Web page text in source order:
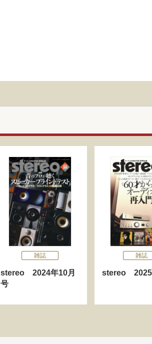
雑誌
stereo 2024年10月
号
雑誌
stereo 2025